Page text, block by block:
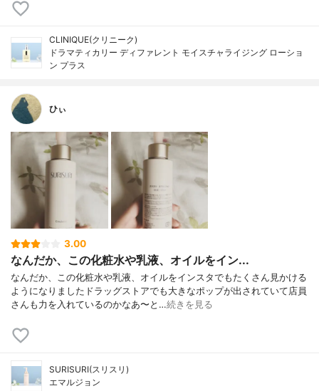
CLINIQUE(クリニーク)
ドラマティカリー ディファレント モイスチャライジング ローショ
ン プラス
ひぃ
3.00
なんだか、この化粧水や乳液、オイルをイン...
なんだか、この化粧水や乳液、オイルをインスタでもたくさん見かける
ようになりましたドラッグストアでも大きなポップが出されていて店員
さんも力を入れているのかなあ〜と…続きを見る
SURISURI(スリスリ)
エマルジョン